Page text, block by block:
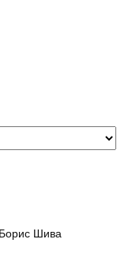
Шива